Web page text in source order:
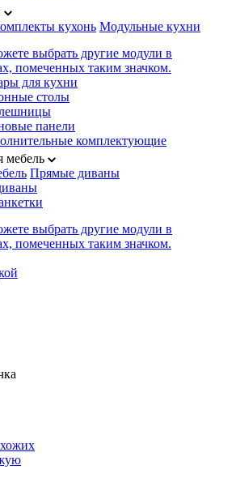
кухонь Модульные кухни
выбрать другие модули в
помеченных таким значком.
для кухни
столы
панели
комплектующие
мебель
Прямые диваны
выбрать другие модули в
помеченных таким значком.